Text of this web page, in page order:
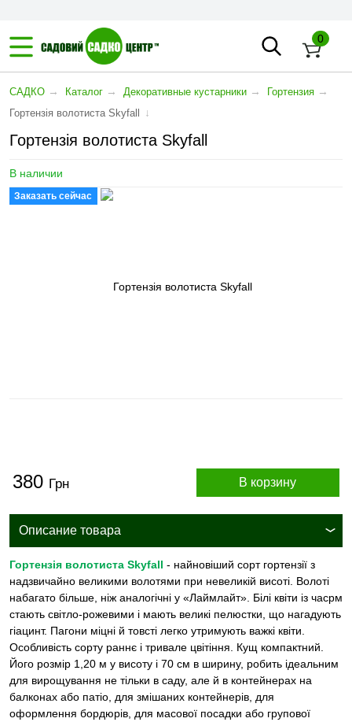
0
САДКО → Каталог → Декоративные кустарники → Гортензия →
Гортензія волотиста Skyfall ↓
Гортензія волотиста Skyfall
В наличии
Заказать сейчас
380 Грн В корзину
Описание товара
Гортензія волотиста Skyfall - найновіший сорт гортензії з
надзвичайно великими волотями при невеликій висоті. Волоті
набагато більше, ніж аналогічні у «Лаймлайт». Білі квіти із часрм
стають світло-рожевими і мають великі пелюстки, що нагадують
гіацинт. Пагони міцні й товсті легко утримують важкі квіти.
Особливість сорту раннє і тривале цвітіння. Кущ компактний.
Його розмір 1,20 м у висоту і 70 см в ширину, робить ідеальним
для вирощування не тільки в саду, але й в контейнерах на
балконах або патіо, для змішаних контейнерів, для
оформлення бордюрів, для масової посадки або групової